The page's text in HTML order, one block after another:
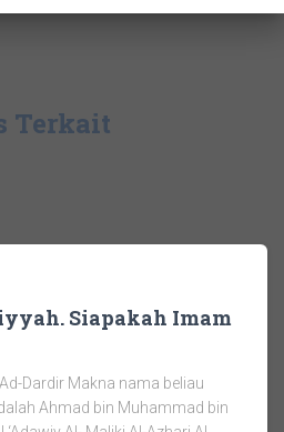
Terkait
Siapakah Imam
Dardir Makna nama beliau
Ahmad bin Muhammad bin